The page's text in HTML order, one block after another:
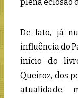
De fato, já
influência do
início do
Queiroz, dos
atualidade,